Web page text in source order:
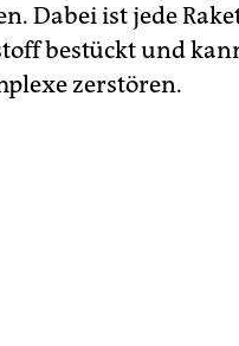
Dabei ist jede
bestückt und
zerstören.